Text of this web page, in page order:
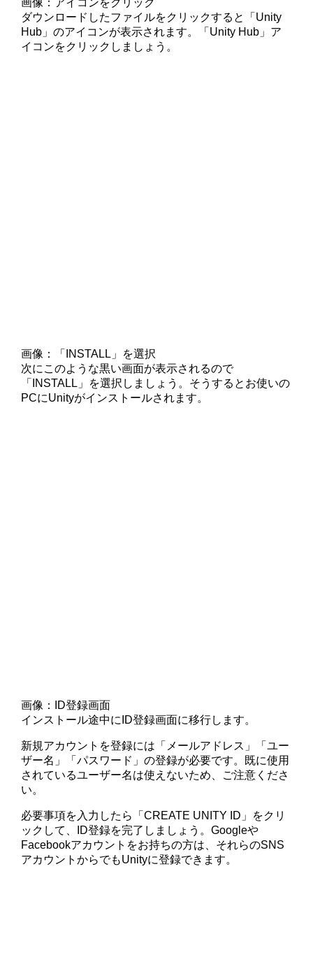
画像：アイコンをクリック
ダウンロードしたファイルをクリックすると「Unity
Hub」のアイコンが表示されます。「Unity Hub」ア
イコンをクリックしましょう。
画像：「INSTALL」を選択
次にこのような黒い画面が表示されるので
「INSTALL」を選択しましょう。そうするとお使いの
PCにUnityがインストールされます。
画像：ID登録画面
インストール途中にID登録画面に移行します。
新規アカウントを登録には「メールアドレス」「ユー
ザー名」「パスワード」の登録が必要です。既に使用
されているユーザー名は使えないため、ご注意くださ
い。
必要事項を入力したら「CREATE UNITY ID」をクリ
ックして、ID登録を完了しましょう。Googleや
Facebookアカウントをお持ちの方は、それらのSNS
アカウントからでもUnityに登録できます。